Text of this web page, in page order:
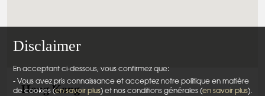
Disclaimer
En acceptant ci-dessous, vous confirmez que:
- Vous avez pris connaissance et acceptez notre politique en matière
de cookies (en savoir plus) et nos conditions générales (en savoir plus).
Hong Kong